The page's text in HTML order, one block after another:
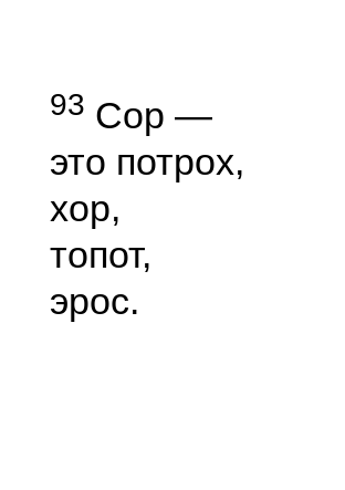
93 Сор —
это потрох,
хор,
топот,
эрос.